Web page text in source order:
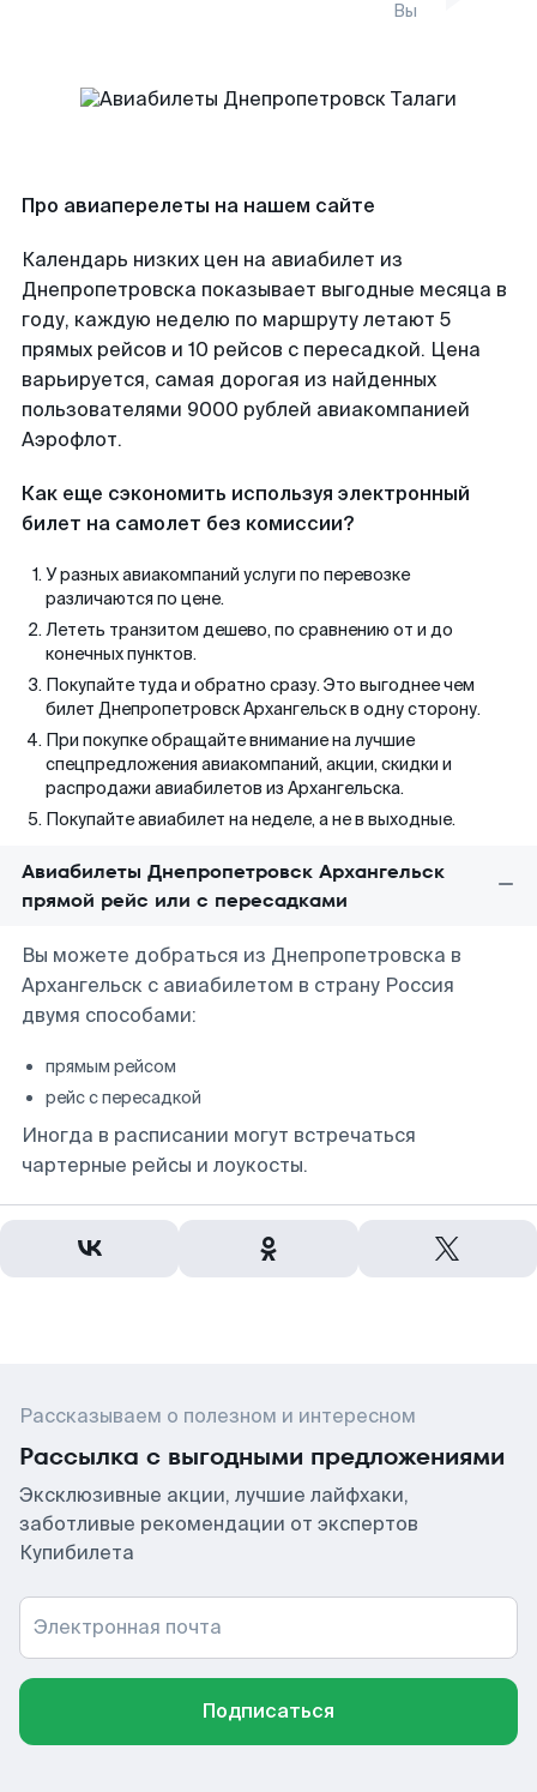
Вы
Про авиаперелеты на нашем сайте
Календарь низких цен на авиабилет из
Днепропетровска показывает выгодные месяца в
году, каждую неделю по маршруту летают 5
прямых рейсов и 10 рейсов с пересадкой. Цена
варьируется, самая дорогая из найденных
пользователями 9000 рублей авиакомпанией
Аэрофлот.
Как еще сэкономить используя электронный
билет на самолет без комиссии?
У разных авиакомпаний услуги по перевозке
различаются по цене.
Лететь транзитом дешево, по сравнению от и до
конечных пунктов.
Покупайте туда и обратно сразу. Это выгоднее чем
билет Днепропетровск Архангельск в одну сторону.
При покупке обращайте внимание на лучшие
спецпредложения авиакомпаний, акции, скидки и
распродажи авиабилетов из Архангельска.
Покупайте авиабилет на неделе, а не в выходные.
Авиабилеты Днепропетровск Архангельск
прямой рейс или с пересадками
Вы можете добраться из Днепропетровска в
Архангельск с авиабилетом в страну Россия
двумя способами:
прямым рейсом
рейс с пересадкой
Иногда в расписании могут встречаться
чартерные рейсы и лоукосты.
Рассказываем о полезном и интересном
Рассылка с выгодными предложениями
Эксклюзивные акции, лучшие лайфхаки,
заботливые рекомендации от экспертов
Купибилета
Электронная почта
Подписаться